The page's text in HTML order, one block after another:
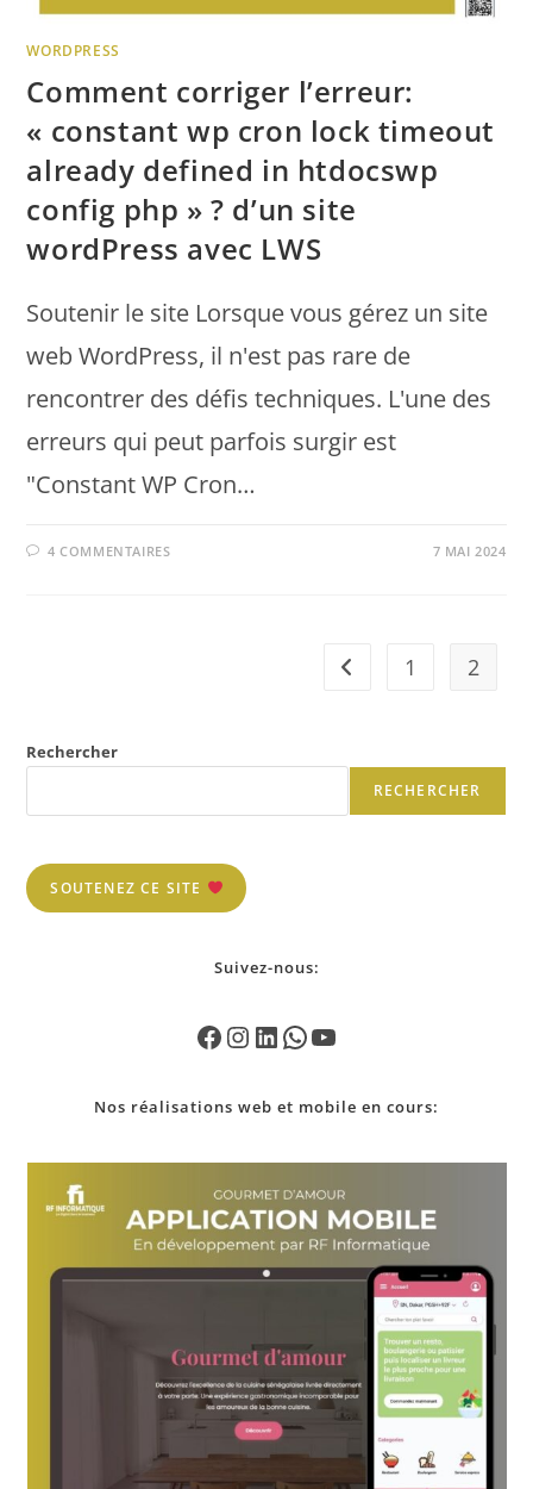
WORDPRESS
Comment corriger l’erreur:
« constant wp cron lock timeout
already defined in htdocswp
config php » ? d’un site
wordPress avec LWS
Soutenir le site Lorsque vous gérez un site
web WordPress, il n'est pas rare de
rencontrer des défis techniques. L'une des
erreurs qui peut parfois surgir est
"Constant WP Cron…
4 COMMENTAIRES 7 MAI 2024
1 2
Rechercher
RECHERCHER
SOUTENEZ CE SITE
Suivez-nous:
Nos réalisations web et mobile en cours: